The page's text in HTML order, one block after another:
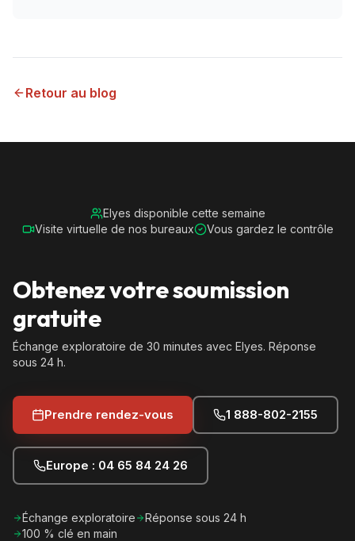
Retour au blog
Elyes disponible cette semaine
Visite virtuelle de nos bureaux
Vous gardez le contrôle
Obtenez votre soumission
gratuite
Échange exploratoire de 30 minutes avec Elyes. Réponse
sous 24 h.
Prendre rendez-vous 1 888-802-2155
Europe : 04 65 84 24 26
Échange exploratoire
Réponse sous 24 h
100 % clé en main